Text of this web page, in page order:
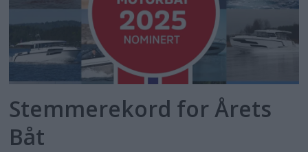
Stemmerekord for Årets
Båt